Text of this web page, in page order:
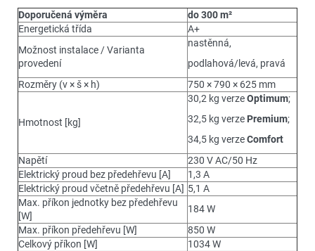
Doporučená výměra
do 300 m²
Energetická třída
A+
Možnost instalace / Varianta
provedení
nastěnná,
podlahová/levá, pravá
Rozměry (v × š × h)
750 × 790 × 625 mm
Hmotnost [kg]
30,2 kg verzeOptimum;
32,5 kg verze Premium;
34,5 kg verzeComfort
Napětí
230 V AC/50 Hz
Elektrický proud bez předehřevu [A]
1,3 A
Elektrický proud včetně předehřevu [A] 5,1 A
Max. příkon jednotky bez předehřevu
[W]
184 W
Max. příkon předehřevu [W]
850 W
Celkový příkon [W]
1034 W